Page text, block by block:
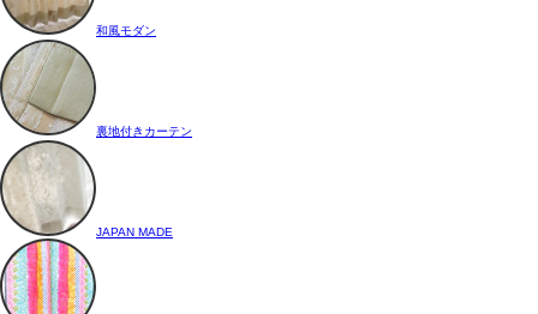
和風モダン
裏地付きカーテン
JAPAN MADE